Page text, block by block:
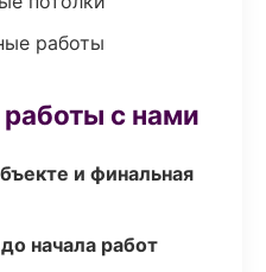
работы
с нами
и финальная
начала работ